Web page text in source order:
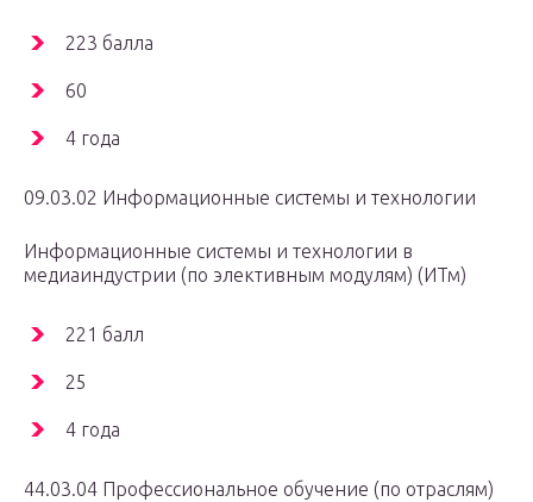
223 балла
60
4 года
09.03.02 Информационные системы и технологии
Информационные системы и технологии в
медиаиндустрии (по элективным модулям) (ИТм)
221 балл
25
4 года
44.03.04 Профессиональное обучение (по отраслям)